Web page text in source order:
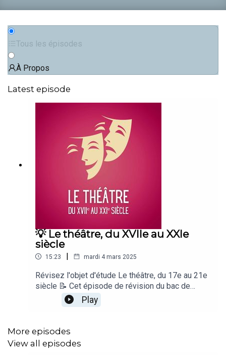
Tous les épisodes
À Propos
Latest episode
💡 Le théâtre, du XVIIe au XXIe
siècle
15:23 | mardi 4 mars 2025
Révisez l'objet d'étude Le théâtre, du 17e au 21e
siècle 📝 Cet épisode de révision du bac de
français a été écrit par Blandine Cossa, présenté
par Loïc Landrau, et produit par le Studio Biloba.
📖 Bac de Philo🧠 Culture G📚 Le Meilleur
Résumé🌱 Bac de SVT
Play
More episodes
View all episodes